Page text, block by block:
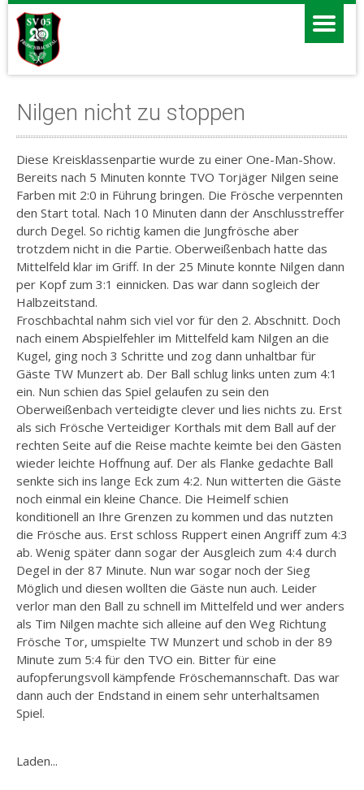
Nilgen nicht zu stoppen
Diese Kreisklassenpartie wurde zu einer One-Man-Show.
Bereits nach 5 Minuten konnte TVO Torjäger Nilgen seine
Farben mit 2:0 in Führung bringen. Die Frösche verpennten
den Start total. Nach 10 Minuten dann der Anschlusstreffer
durch Degel. So richtig kamen die Jungfrösche aber
trotzdem nicht in die Partie. Oberweißenbach hatte das
Mittelfeld klar im Griff. In der 25 Minute konnte Nilgen dann
per Kopf zum 3:1 einnicken. Das war dann sogleich der
Halbzeitstand.
Froschbachtal nahm sich viel vor für den 2. Abschnitt. Doch
nach einem Abspielfehler im Mittelfeld kam Nilgen an die
Kugel, ging noch 3 Schritte und zog dann unhaltbar für
Gäste TW Munzert ab. Der Ball schlug links unten zum 4:1
ein. Nun schien das Spiel gelaufen zu sein den
Oberweißenbach verteidigte clever und lies nichts zu. Erst
als sich Frösche Verteidiger Korthals mit dem Ball auf der
rechten Seite auf die Reise machte keimte bei den Gästen
wieder leichte Hoffnung auf. Der als Flanke gedachte Ball
senkte sich ins lange Eck zum 4:2. Nun witterten die Gäste
noch einmal ein kleine Chance. Die Heimelf schien
konditionell an Ihre Grenzen zu kommen und das nutzten
die Frösche aus. Erst schloss Ruppert einen Angriff zum 4:3
ab. Wenig später dann sogar der Ausgleich zum 4:4 durch
Degel in der 87 Minute. Nun war sogar noch der Sieg
Möglich und diesen wollten die Gäste nun auch. Leider
verlor man den Ball zu schnell im Mittelfeld und wer anders
als Tim Nilgen machte sich alleine auf den Weg Richtung
Frösche Tor, umspielte TW Munzert und schob in der 89
Minute zum 5:4 für den TVO ein. Bitter für eine
aufopferungsvoll kämpfende Fröschemannschaft. Das war
dann auch der Endstand in einem sehr unterhaltsamen
Spiel.
Laden...